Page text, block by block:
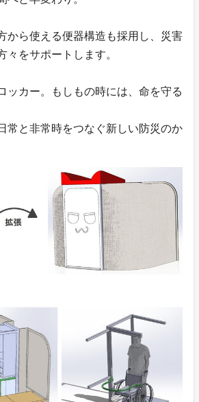
から使える便器構造も採用し、災害
々をサポートします。
ッカー。もしもの時には、命を守る
常と非常時をつなぐ新しい防災のか